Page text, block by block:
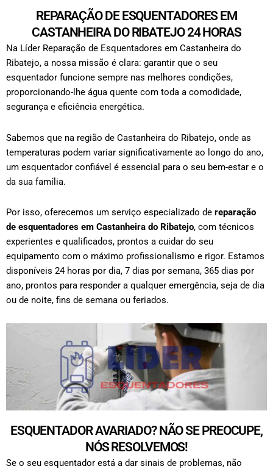
REPARAÇÃO DE ESQUENTADORES EM
CASTANHEIRA DO RIBATEJO 24 HORAS
Na Líder Reparação de Esquentadores em Castanheira do
Ribatejo, a nossa missão é clara: garantir que o seu
esquentador funcione sempre nas melhores condições,
proporcionando-lhe água quente com toda a comodidade,
segurança e eficiência energética.
Sabemos que na região de Castanheira do Ribatejo, onde as
temperaturas podem variar significativamente ao longo do ano,
um esquentador confiável é essencial para o seu bem-estar e o
da sua família.
Por isso, oferecemos um serviço especializado de reparação
de esquentadores em Castanheira do Ribatejo, com técnicos
experientes e qualificados, prontos a cuidar do seu
equipamento com o máximo profissionalismo e rigor. Estamos
disponíveis 24 horas por dia, 7 dias por semana, 365 dias por
ano, prontos para responder a qualquer emergência, seja de dia
ou de noite, fins de semana ou feriados.
ESQUENTADOR AVARIADO? NÃO SE PREOCUPE,
NÓS RESOLVEMOS!
Se o seu esquentador está a dar sinais de problemas, não